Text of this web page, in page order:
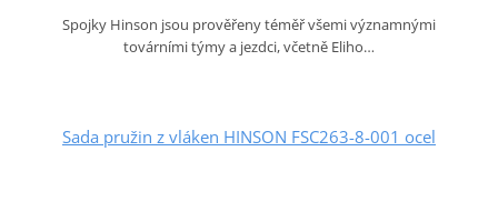
Spojky Hinson jsou prověřeny téměř všemi významnými
továrními týmy a jezdci, včetně Eliho…
Sada pružin z vláken HINSON FSC263-8-001 ocel